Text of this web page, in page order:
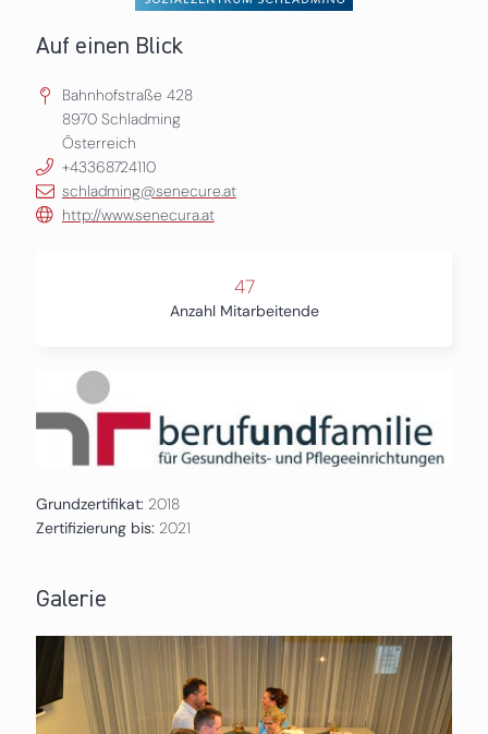
Auf einen Blick
Bahnhofstraße 428
8970 Schladming
Österreich
+43368724110
schladming@senecure.at
http://www.senecura.at
47
Anzahl Mitarbeitende
Grundzertifikat: 2018
Zertifizierung bis: 2021
Galerie